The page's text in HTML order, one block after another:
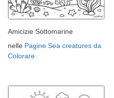
Amicizie Sottomarine
nelle Pagine Sea creatures da
Colorare